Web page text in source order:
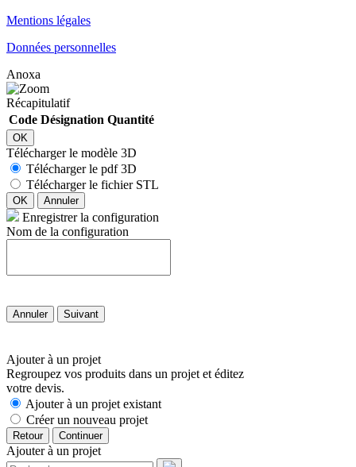
Mentions légales
Données personnelles
Anoxa
Récapitulatif
Code Désignation Quantité
OK
Télécharger le modèle 3D
Télécharger le pdf 3D
Télécharger le fichier STL
OK Annuler
Enregistrer la configuration
Nom de la configuration
Annuler Suivant
Ajouter à un projet
Regroupez vos produits dans un projet et éditez
votre devis.
Ajouter à un projet existant
Créer un nouveau projet
Retour Continuer
Ajouter à un projet